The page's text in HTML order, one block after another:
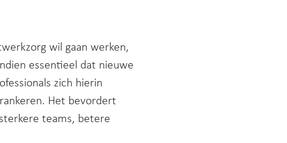
wil gaan werken,
essentieel dat nieuwe
zich hierin
Het bevordert
teams, betere